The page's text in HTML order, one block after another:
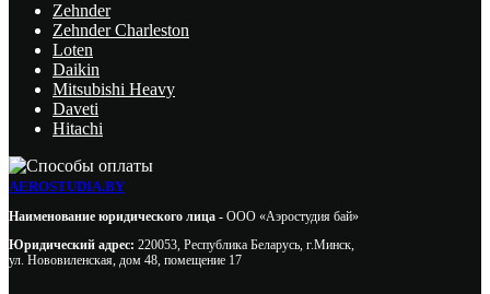
Zehnder
Zehnder Charleston
Loten
Daikin
Mitsubishi Heavy
Daveti
Hitachi
AEROSTUDIA.BY
Наименование юридического лица - ООО «Аэростудия бай»
Юридический адрес: 220053, Республика Беларусь, г.Минск,
ул. Нововиленская, дом 48, помещение 17